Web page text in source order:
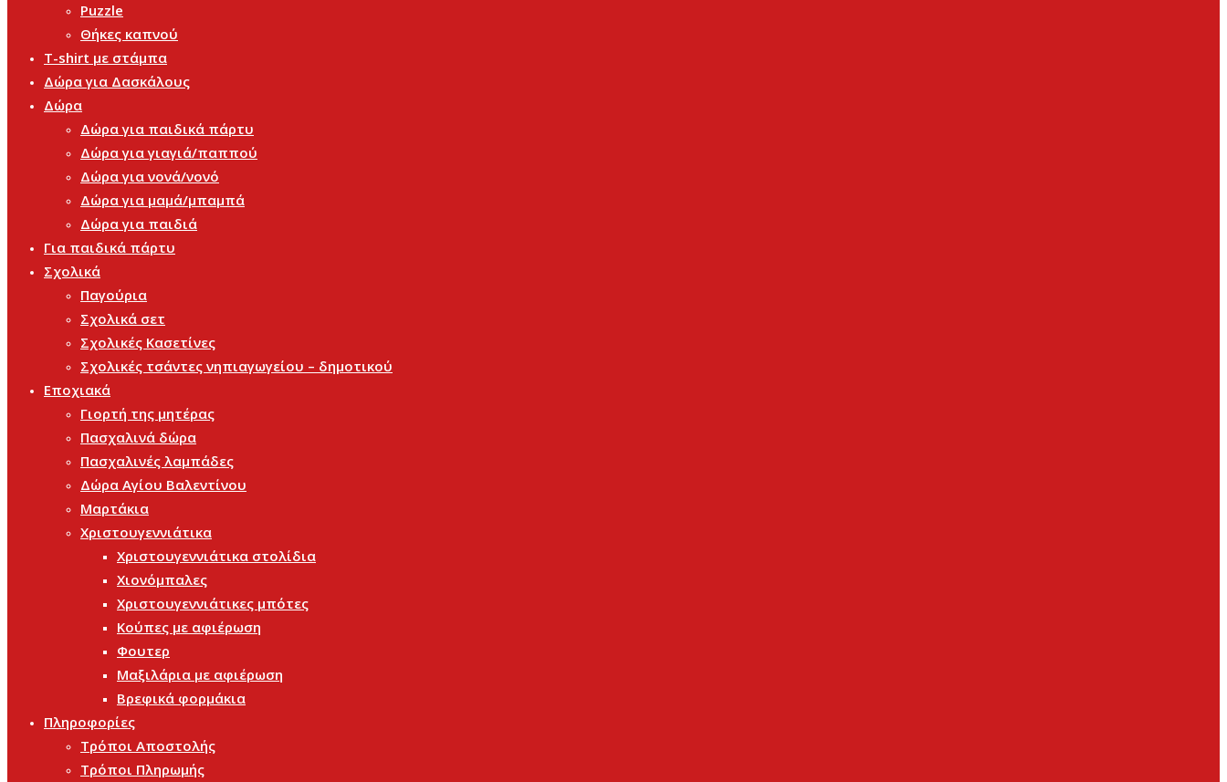
Puzzle
Θήκες καπνού
T-shirt με στάμπα
Δώρα για Δασκάλους
Δώρα
Δώρα για παιδικά πάρτυ
Δώρα για γιαγιά/παππού
Δώρα για νονά/νονό
Δώρα για μαμά/μπαμπά
Δώρα για παιδιά
Για παιδικά πάρτυ
Σχολικά
Παγούρια
Σχολικά σετ
Σχολικές Κασετίνες
Σχολικές τσάντες νηπιαγωγείου – δημοτικού
Εποχιακά
Γιορτή της μητέρας
Πασχαλινά δώρα
Πασχαλινές λαμπάδες
Δώρα Αγίου Βαλεντίνου
Μαρτάκια
Χριστουγεννιάτικα
Χριστουγεννιάτικα στολίδια
Χιονόμπαλες
Χριστουγεννιάτικες μπότες
Κούπες με αφιέρωση
Φουτερ
Μαξιλάρια με αφιέρωση
Βρεφικά φορμάκια
Πληροφορίες
Τρόποι Αποστολής
Τρόποι Πληρωμής